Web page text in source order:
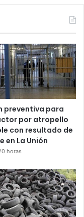
preventiva para
por atropello
con resultado de
en La Unión
horas